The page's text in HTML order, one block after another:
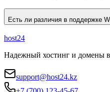
Есть ли различия в поддержке
host24
Надежный хостинг и домены в
support@host24.kz